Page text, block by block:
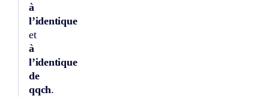
à
l’identique
et
à
l’identique
de
qqch.